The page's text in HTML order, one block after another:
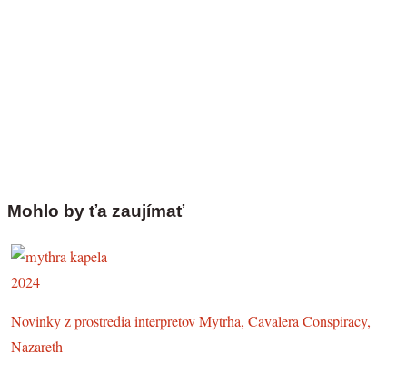
Mohlo by ťa zaujímať
Novinky z prostredia interpretov Mytrha, Cavalera Conspiracy,
Nazareth